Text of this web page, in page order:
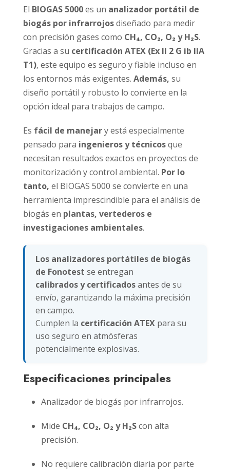
El BIOGAS 5000es un analizador portátil de
biogás por infrarrojosdiseñado para medir
con precisión gases como CH₄, CO₂, O₂ y H₂S.
Gracias a su certificación ATEX (Ex II 2 G ib IIA
T1), este equipo es seguro y fiable incluso en
los entornos más exigentes. Además, su
diseño portátil y robusto lo convierte en la
opción ideal para trabajos de campo.
Es fácil de manejary está especialmente
pensado para ingenieros y técnicosque
necesitan resultados exactos en proyectos de
monitorización y control ambiental. Por lo
tanto, el BIOGAS 5000 se convierte en una
herramienta imprescindible para el análisis de
biogás en plantas, vertederos e
investigaciones ambientales.
Los analizadores portátiles de biogás
de Fonotest se entregan
calibrados y certificadosantes de su
envío, garantizando la máxima precisión
en campo.
Cumplen la certificación ATEX para su
uso seguro en atmósferas
potencialmente explosivas.
Especificaciones principales
Analizador de biogás por infrarrojos.
Mide CH₄, CO₂, O₂ y H₂Scon alta
precisión.
No requiere calibración diaria por parte